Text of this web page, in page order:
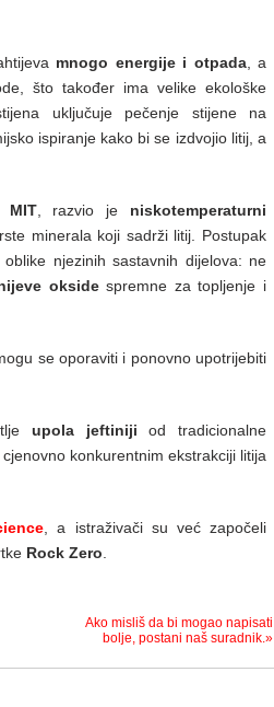
mnogo energije i otpada, a
što također ima velike ekološke
uključuje pečenje stijene na
ispiranje kako bi se izdvojio litij, a
MIT, razvio je niskotemperaturni
minerala koji sadrži litij. Postupak
njezinih sastavnih dijelova: ne
oksidespremne za topljenje i
se oporaviti i ponovno upotrijebiti
upola jeftiniji od tradicionalne
konkurentnim ekstrakciji litija
, a istraživači su već započeli
Rock Zero
Ako misliš da bi mogao napisati
bolje, postani naš suradnik.»